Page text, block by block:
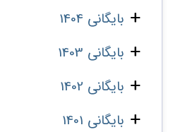
بایگانی 1404
بایگانی 1403
بایگانی 1402
بایگانی 1401